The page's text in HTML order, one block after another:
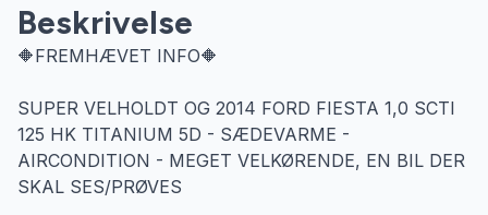
Beskrivelse
🔶FREMHÆVET INFO🔶
SUPER VELHOLDT OG 2014 FORD FIESTA 1,0 SCTI
125 HK TITANIUM 5D - SÆDEVARME -
AIRCONDITION - MEGET VELKØRENDE, EN BIL DER
SKAL SES/PRØVES